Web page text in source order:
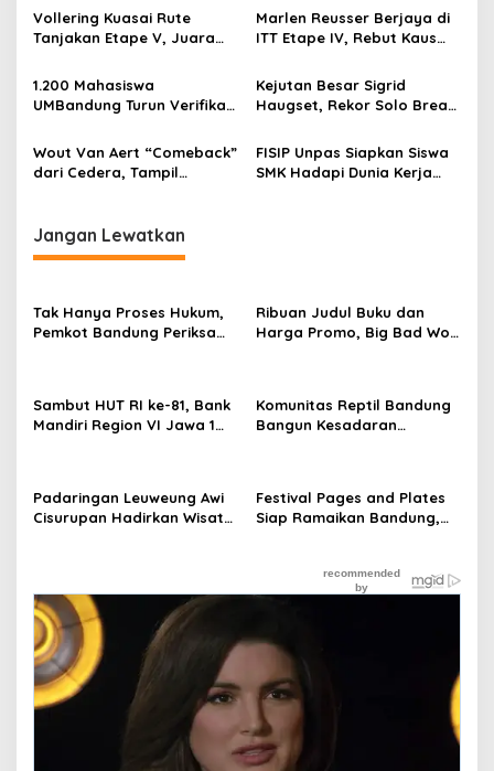
p
o
s
Data Sosial
Ekonomi Desa
Vollering Kuasai Rute
Tanjakan Etape V, Juara
Peluangnya Sirna
Marlen Reusser Berjaya di
ITT Etape IV, Rebut Kaus
1.200 Mahasiswa
UMBandung Turun Verifikasi
Wujud Nyata Kampus
Membantu Jawa Barat
Menyelamatkan Generasi
Kejutan Besar Sigrid
Haugset, Rekor Solo Break
Wout Van Aert “Comeback”
dari Cedera, Tampil
FISIP Unpas Siapkan Siswa
SMK Hadapi Dunia Kerja
Jangan Lewatkan
Tak Hanya Proses Hukum,
Pemkot Bandung Periksa
Ribuan Judul Buku dan
Harga Promo, Big Bad Wolf
Sambut HUT RI ke-81, Bank
Mandiri Region VI Jawa 1
Komunitas Reptil Bandung
Bangun Kesadaran
Padaringan Leuweung Awi
Cisurupan Hadirkan Wisata
Festival Pages and Plates
Siap Ramaikan Bandung,